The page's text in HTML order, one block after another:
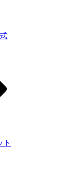
ト